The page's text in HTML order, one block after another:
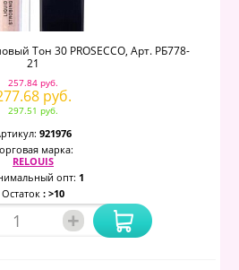
Тон 30 PROSECCO, Арт. РБ778-
21
257.84 руб.
руб.
297.51 руб.
921976
марка:
RELOUIS
опт: 1
Остаток : >10
+